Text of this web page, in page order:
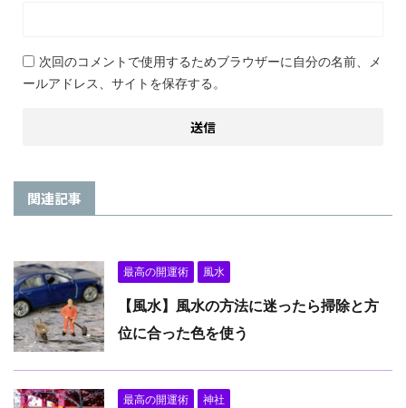
次回のコメントで使用するためブラウザーに自分の名前、メ
ールアドレス、サイトを保存する。
関連記事
最高の開運術 風水
【風水】風水の方法に迷ったら掃除と方
位に合った色を使う
最高の開運術 神社